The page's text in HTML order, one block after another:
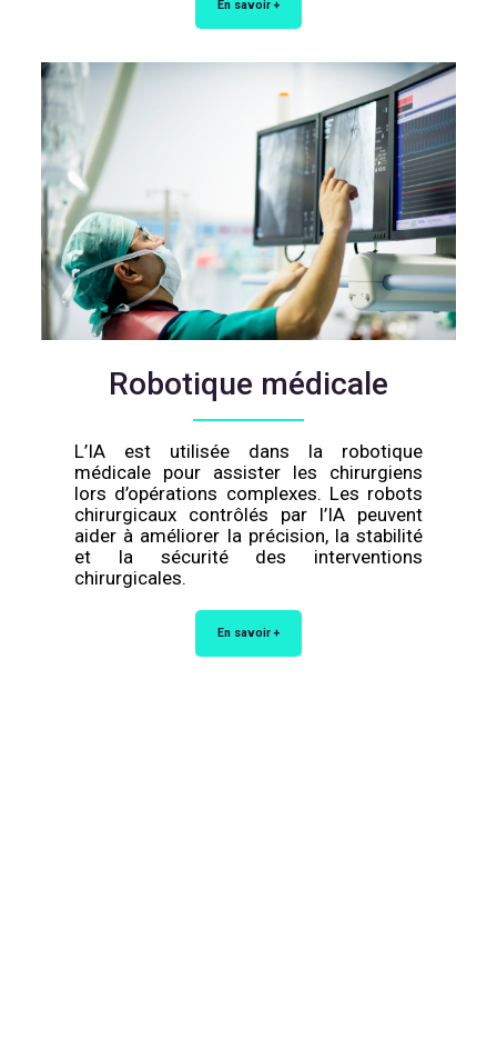
En savoir +
Robotique médicale
L’IA est utilisée dans la robotique
médicale pour assister les chirurgiens
lors d’opérations complexes. Les robots
chirurgicaux contrôlés par l’IA peuvent
aider à améliorer la précision, la stabilité
et la sécurité des interventions
chirurgicales.
En savoir +